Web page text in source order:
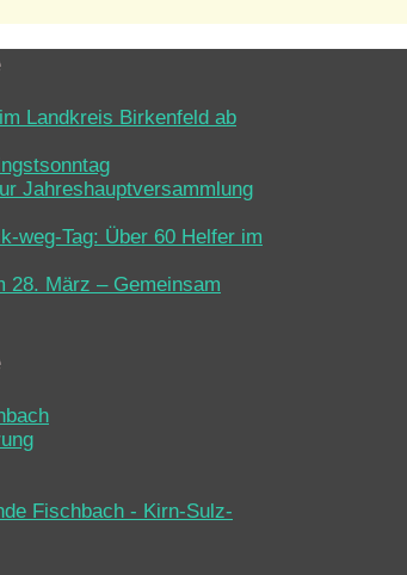
Landkreis Birkenfeld ab
Jahreshauptversammlung
weg-Tag: Über 60 Helfer im
28. März – Gemeinsam
Fisch­bach - Kirn-Sulz­